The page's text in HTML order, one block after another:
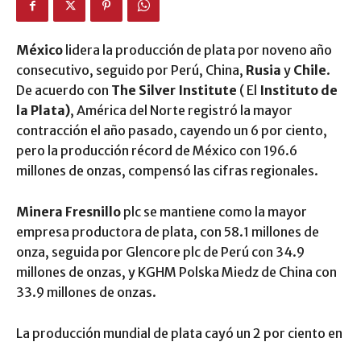
México lidera la producción de plata por noveno año
consecutivo, seguido por Perú, China, Rusia y Chile.
De acuerdo con The Silver Institute ( El Instituto de
la Plata), América del Norte registró la mayor
contracción el año pasado, cayendo un 6 por ciento,
pero la producción récord de México con 196.6
millones de onzas, compensó las cifras regionales.
Minera Fresnillo plc se mantiene como la mayor
empresa productora de plata, con 58.1 millones de
onza, seguida por Glencore plc de Perú con 34.9
millones de onzas, y KGHM Polska Miedz de China con
33.9 millones de onzas.
La producción mundial de plata cayó un 2 por ciento en